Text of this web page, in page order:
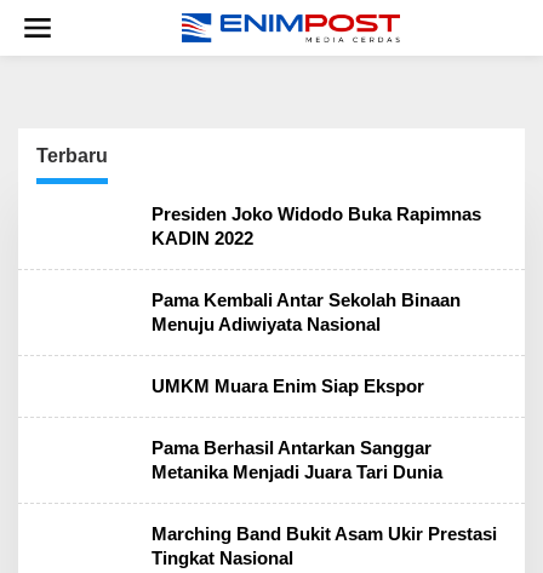
konten
Terbaru
Presiden Joko Widodo Buka Rapimnas
KADIN 2022
Pama Kembali Antar Sekolah Binaan
Menuju Adiwiyata Nasional
UMKM Muara Enim Siap Ekspor
Pama Berhasil Antarkan Sanggar
Metanika Menjadi Juara Tari Dunia
Marching Band Bukit Asam Ukir Prestasi
Tingkat Nasional